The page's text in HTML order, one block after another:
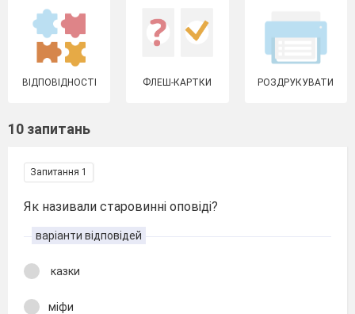
ВІДПОВІДНОСТІ ФЛЕШ-КАРТКИ РОЗДРУКУВАТИ
10 запитань
Запитання 1
Як називали старовинні оповіді?
варіанти відповідей
казки
міфи